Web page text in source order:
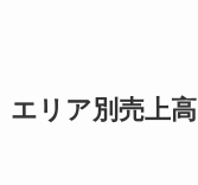
エリア別売上高